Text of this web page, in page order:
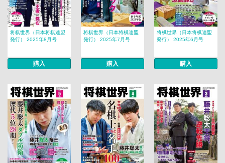
将棋世界（日本将棋連盟
発行） 2025年8月号
購入
将棋世界（日本将棋連盟
発行） 2025年7月号
購入
将棋世界（日本将棋連盟
発行） 2025年6月号
購入